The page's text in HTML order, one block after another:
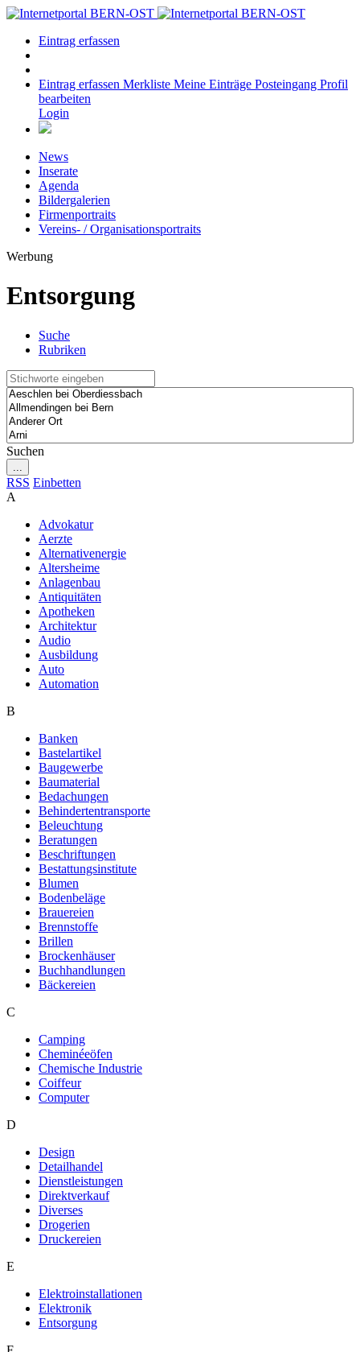
Eintrag erfassen
Eintrag erfassen Merkliste Meine Einträge Posteingang Profil
bearbeiten
Login
News
Inserate
Agenda
Bildergalerien
Firmenportraits
Vereins- / Organisationsportraits
Werbung
Entsorgung
Suche
Rubriken
Suchen
RSS Einbetten
A
Advokatur
Aerzte
Alternativenergie
Altersheime
Anlagenbau
Antiquitäten
Apotheken
Architektur
Audio
Ausbildung
Auto
Automation
B
Banken
Bastelartikel
Baugewerbe
Baumaterial
Bedachungen
Behindertentransporte
Beleuchtung
Beratungen
Beschriftungen
Bestattungsinstitute
Blumen
Bodenbeläge
Brauereien
Brennstoffe
Brillen
Brockenhäuser
Buchhandlungen
Bäckereien
C
Camping
Cheminéeöfen
Chemische Industrie
Coiffeur
Computer
D
Design
Detailhandel
Dienstleistungen
Direktverkauf
Diverses
Drogerien
Druckereien
E
Elektroinstallationen
Elektronik
Entsorgung